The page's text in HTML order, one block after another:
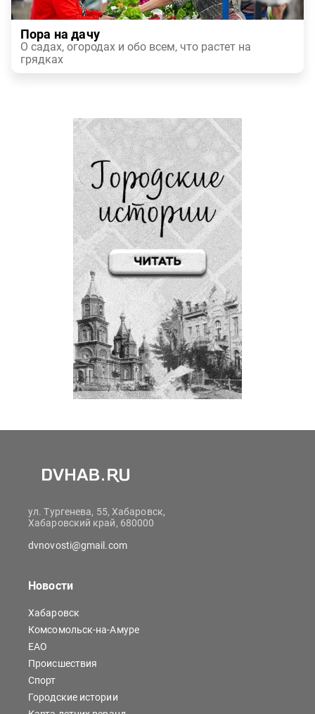
Пора на дачу
О садах, огородах и обо всем, что растет на
грядках
ул. Тургенева, 55, Хабаровск,
Хабаровский край, 680000
dvnovosti@gmail.com
Новости
Хабаровск
Комсомольск-на-Амуре
ЕАО
Происшествия
Спорт
Городские истории